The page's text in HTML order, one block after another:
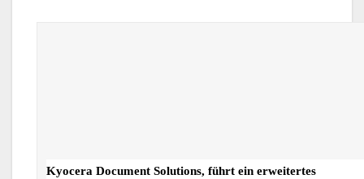
Kyocera Document Solutions, führt ein erweitertes